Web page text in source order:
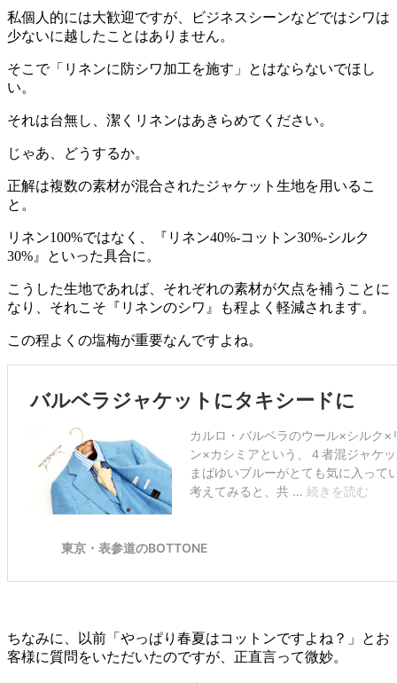
私個人的には大歓迎ですが、ビジネスシーンなどではシワは
少ないに越したことはありません。
そこで「リネンに防シワ加工を施す」とはならないでほし
い。
それは台無し、潔くリネンはあきらめてください。
じゃあ、どうするか。
正解は複数の素材が混合されたジャケット生地を用いるこ
と。
リネン100%ではなく、『リネン40%-コットン30%-シルク
30%』といった具合に。
こうした生地であれば、それぞれの素材が欠点を補うことに
なり、それこそ『リネンのシワ』も程よく軽減されます。
この程よくの塩梅が重要なんですよね。
ちなみに、以前「やっぱり春夏はコットンですよね？」とお
客様に質問をいただいたのですが、正直言って微妙。